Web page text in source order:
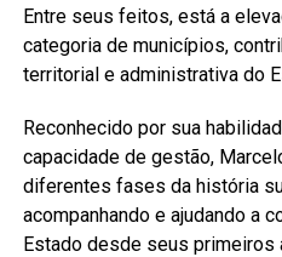
Entre seus feitos, está a
categoria de municípios,
territorial e administrativa do
Reconhecido por sua
capacidade de gestão,
diferentes fases da história
acompanhando e ajudando a
Estado desde seus primeiros